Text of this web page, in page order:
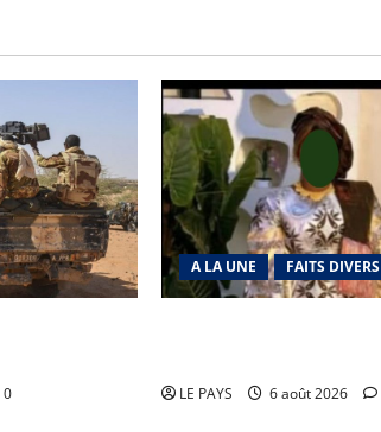
0
A LA UNE FAITS DIVERS
LE PAYS 6 août 2026